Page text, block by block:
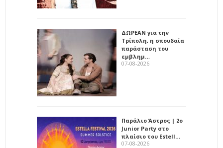
ΔΩΡΕΑΝ για την
Τρίπολη, η σπουδαία
παράσταση του
εμβλημ…
07-08-2026
Παράλιο Άστρος | 2ο
Junior Party στο
πλαίσιο του Estell…
07-08-2026